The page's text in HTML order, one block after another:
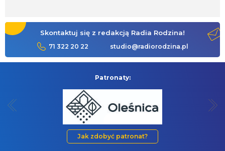
Skontaktuj się z redakcją Radia Rodzina!
71 322 20 22 studio@radiorodzina.pl
Patronaty:
Jak zdobyć patronat?